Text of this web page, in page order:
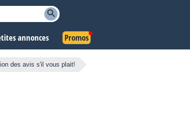
annonces Promos
des avis s'il vous plait!